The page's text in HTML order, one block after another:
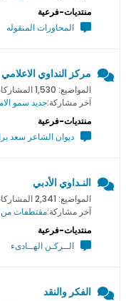
منتديات-فرعية
المحاورات المنقوله
مركز النداوي الاعلامي
المواضيع: 1,530 المشاركات: 10,864
آخر مشاركة:جديد سمو
منتديات-فرعية
ديوان الشاعر سعد
النـداوي الأدبي
المواضيع: 2,341 المشاركات: 24,408
آخر مشاركة:مقتطفات من
منتديات-فرعية
الــركـن الهــادىء
الفكر والنقد